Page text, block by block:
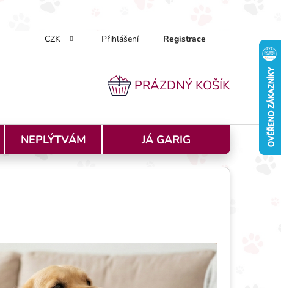
Jak nakupovat Doprava a platba Podmínky ochrany
CZK Přihlášení Registrace
NÁKUPNÍ KOŠÍK
PRÁZDNÝ KOŠÍK
NEPLÝTVÁM JÁ GARIG